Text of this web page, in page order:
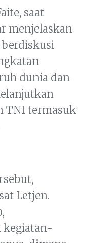
saat
menjelaskan
berdiskusi
dunia dan
TNI termasuk
Letjen.
kegiatan-